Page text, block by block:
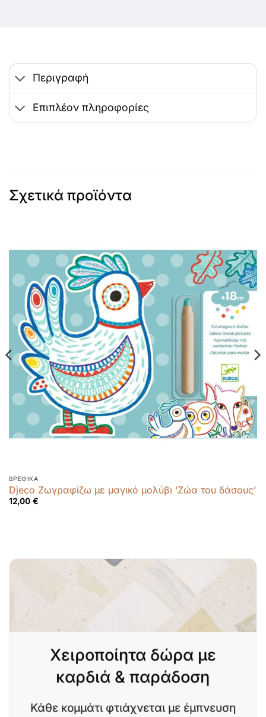
Περιγραφή
Επιπλέον πληροφορίες
Σχετικά προϊόντα
ΒΡΕΦΙΚΆ
Djeco Ζωγραφίζω με μαγικό μολύβι ‘Ζώα του δάσους’
12,00 €
Χειροποίητα δώρα με
καρδιά & παράδοση
Κάθε κομμάτι φτιάχνεται με έμπνευση